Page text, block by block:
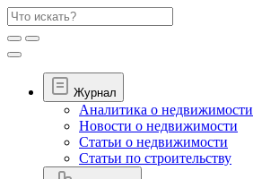
Журнал
Аналитика о недвижимости
Новости о недвижимости
Статьи о недвижимости
Статьи по строительству